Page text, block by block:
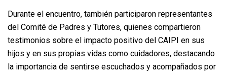
Durante el encuentro, también participaron representantes
del Comité de Padres y Tutores, quienes compartieron
testimonios sobre el impacto positivo del CAIPI en sus
hijos y en sus propias vidas como cuidadores, destacando
la importancia de sentirse escuchados y acompañados por